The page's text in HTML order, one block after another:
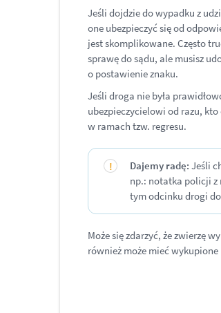
Jeśli dojdzie do wypadku z
one ubezpieczyć się od
jest skomplikowane. Często
sprawę do sądu, ale musisz
o postawienie znaku.
Jeśli droga nie była
ubezpieczycielowi od razu,
w ramach tzw. regresu.
Dajemy radę: Jeśli
np.: notatka policji z
tym odcinku drogi
Może się zdarzyć, że zwierzę
również może mieć wykupione